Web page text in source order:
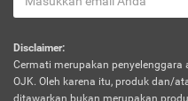
Disclaimer:
Cermati merupakan
OJK. Oleh karena itu, produk dan/
ditawarkan bukan merupakan